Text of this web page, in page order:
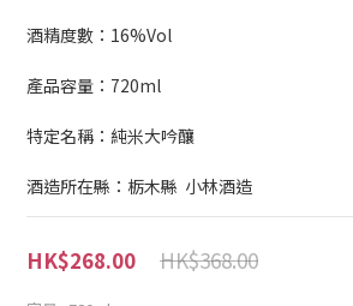
酒精度數：16%Vol
產品容量：720ml
特定名稱：純米大吟釀
酒造所在縣：栃木縣  小林酒造
HK$368.00
HK$268.00